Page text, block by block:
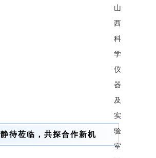
静待莅临，共探合作新机